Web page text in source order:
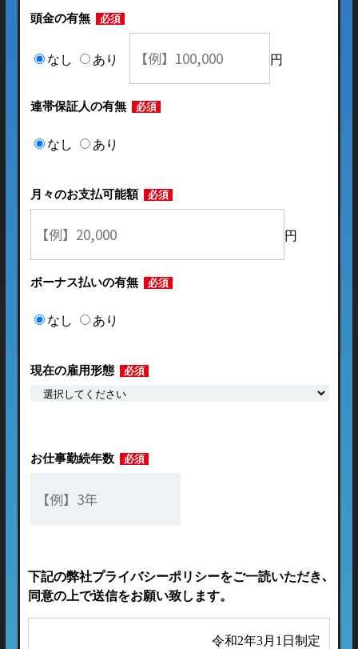
頭金の有無 必須
なし あり 円
連帯保証人の有無 必須
なし あり
月々のお支払可能額 必須
円
ボーナス払いの有無 必須
なし あり
現在の雇用形態 必須
お仕事勤続年数 必須
下記の弊社プライバシーポリシーをご一読いただき､
同意の上で送信をお願い致します。
令和2年3月1日制定